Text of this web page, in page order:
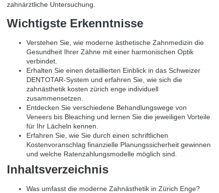
zahnärztliche Untersuchung.
Wichtigste Erkenntnisse
Verstehen Sie, wie moderne ästhetische Zahnmedizin die
Gesundheit Ihrer Zähne mit einer harmonischen Optik
verbindet.
Erhalten Sie einen detaillierten Einblick in das Schweizer
DENTOTAR-System und erfahren Sie, wie sich die
zahnästhetik kosten zürich enge individuell
zusammensetzen.
Entdecken Sie verschiedene Behandlungswege von
Veneers bis Bleaching und lernen Sie die jeweiligen Vorteile
für Ihr Lächeln kennen.
Erfahren Sie, wie Sie durch einen schriftlichen
Kostenvoranschlag finanzielle Planungssicherheit gewinnen
und welche Ratenzahlungsmodelle möglich sind.
Inhaltsverzeichnis
Was umfasst die moderne Zahnästhetik in Zürich Enge?